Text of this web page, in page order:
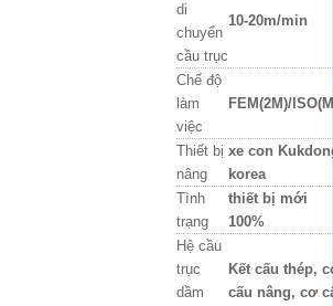
di
chuyển
cầu trục
10-20m/min
Chế độ
làm
việc
FEM(2M)/
Thiết bị
nâng
xe con
korea
Tình
trạng
thiết bị mới
100%
Hệ cầu
trục
dầm
Kết cấu thép,
cấu nâng, cơ